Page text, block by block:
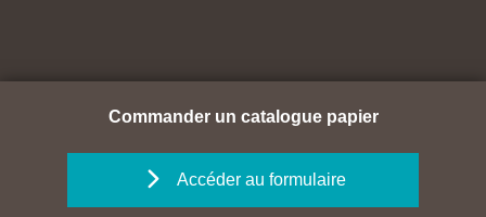
Commander un catalogue papier
Accéder au formulaire